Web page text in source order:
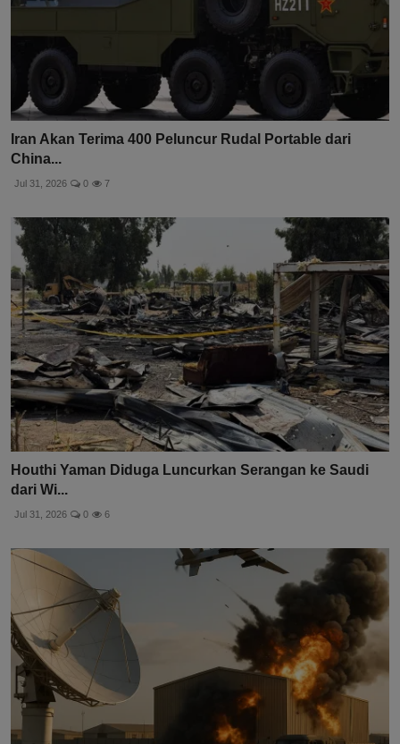
Iran Akan Terima 400 Peluncur Rudal Portable dari
China...
Jul 31, 2026 0 7
Houthi Yaman Diduga Luncurkan Serangan ke Saudi
dari Wi...
Jul 31, 2026 0 6